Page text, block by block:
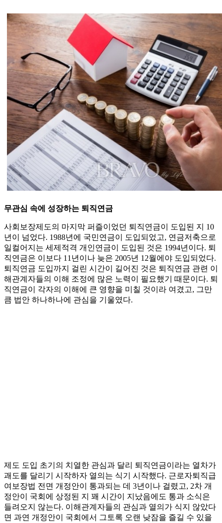
무관심 속에 성장하는 퇴직연금
사회보장제도의 마지막 퍼즐이었던 퇴직연금이 도입된 지 10
년이 넘었다. 1988년에 국민연금이 도입되었고, 연금저축으로
일컬어지는 세제적격 개인연금이 도입된 것은 1994년이다. 퇴
직연금은 이보다 11년이나 늦은 2005년 12월에야 도입되었다.
퇴직연금 도입까지 걸린 시간이 길어진 것은 퇴직연금 관련 이
해관계자들의 이해 조정에 많은 노력이 필요했기 때문이다. 퇴
직연금이 각자의 이해에 큰 영향을 미칠 것이라 여겼고, 그만
큼 법안 하나하나에 관심을 기울였다.
제도 도입 초기의 치열한 관심과 달리 퇴직연금이라는 열차가
괘도를 달리기 시작하자 열의는 식기 시작했다. 근로자퇴직급
여보장법 전면 개정안이 통과되는 데 3년이나 걸렸고, 2차 개
정안이 국회에 상정된 지 꽤 시간이 지났음에도 통과 소식은
들려오지 않는다. 이해관계자들의 관심과 열의가 식지 않았다
면 과연 개정안이 국회에서 그토록 오랜 낮잠을 즐길 수 있을